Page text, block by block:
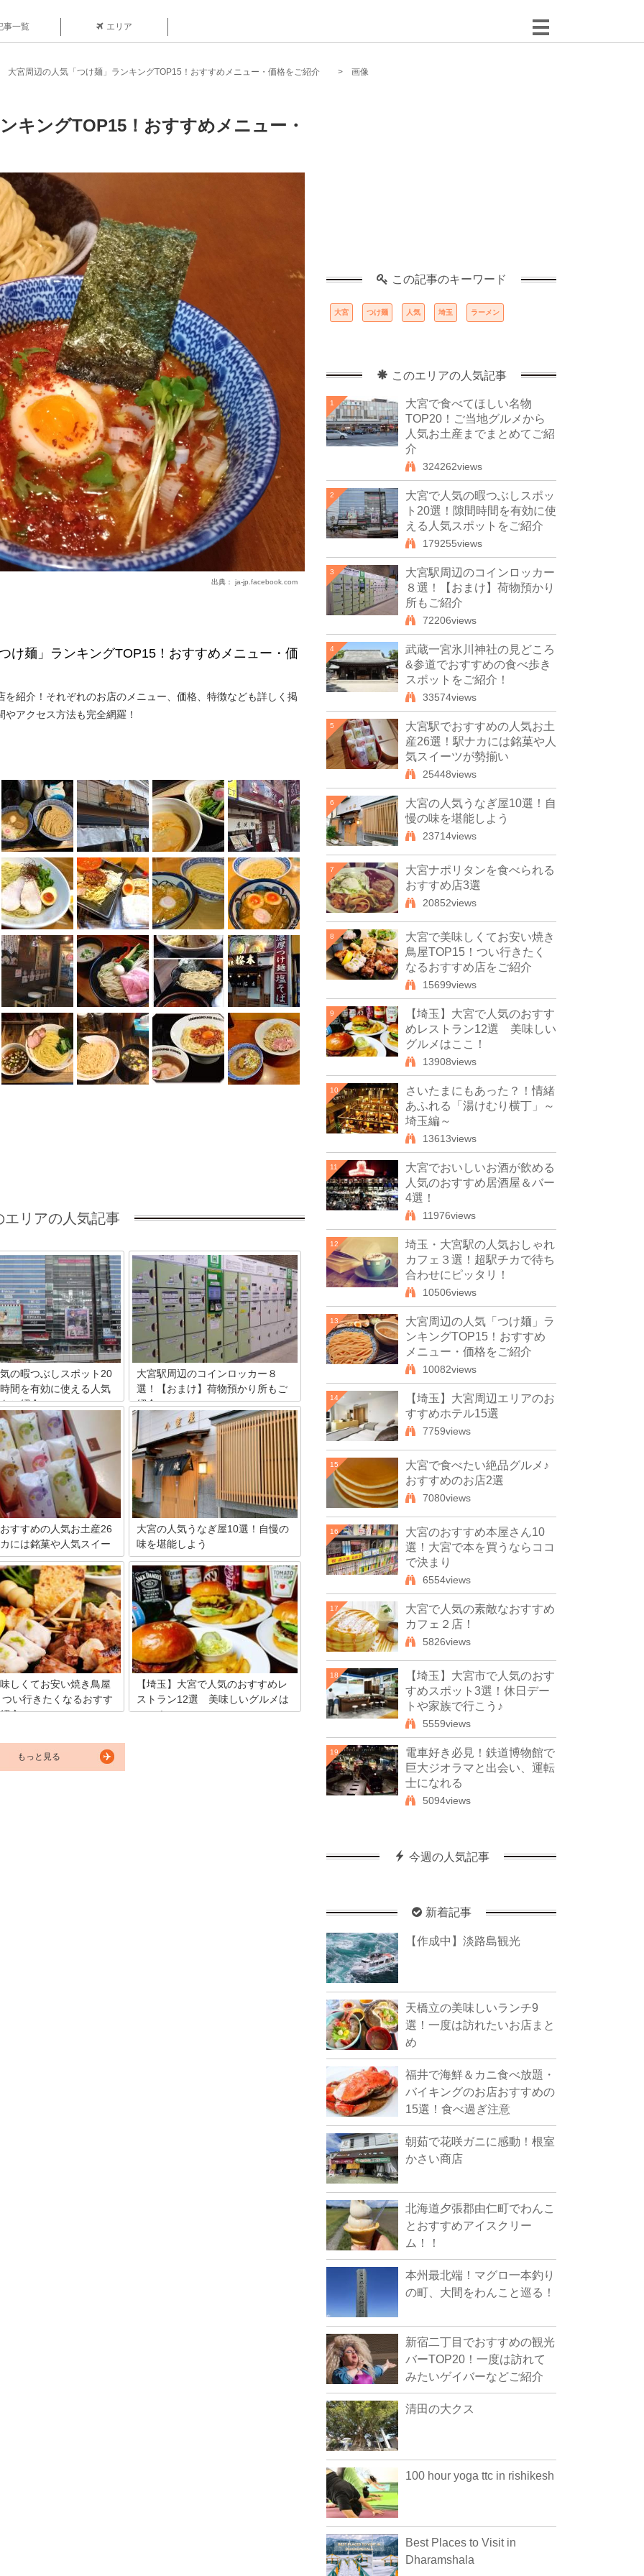
事一覧 エリア
大宮周辺の人気「つけ麺」ランキングTOP15！おすすめメニュー・価格をご紹介 画像
キングTOP15！おすすめメニュー・
出典： ja-jp.facebook.com
け麺」ランキングTOP15！おすすめメニュー・価
を紹介！それぞれのお店のメニュー、価格、特徴なども詳しく掲
アクセス方法も完全網羅！
エリアの人気記事
の暇つぶしスポット20
間を有効に使える人気
ご紹介
き交う埼玉県の繁華街「大
光施設も含めて数多くの暇
トが点在しています。これ
れて、少し余った時間を有
に20ヶ所の暇つぶしスポッ
ます。隙間時間を使って有
時を過ごしてみましょう。
大宮駅周辺のコインロッカー８
選！【おまけ】荷物預かり所もご
紹介
大宮駅は複数の鉄道や新幹線が通るター
ミナル駅として、日頃より多くの人々に
利用されています。駅構内には商業施
設、周辺には商店街があり大小様々な店
舗が集まっています。荷物を預けたいと
きに限ってなかなか見つからないのがコ
インロッカー。本記事では、大宮駅にあ
るコインロッカー情報を徹底的にご紹介
します。
すすめの人気お土産26
には銘菓や人気スイー
国各地から多くの人達が訪れ
そのため、駅ナカの商業施設
は、美味しいスイーツや銘菓
お店が建ち並んでいます。こ
駅を訪れて、みんなが喜ぶお
するために、選び抜いた26個
イーツをご紹介します。
大宮の人気うなぎ屋10選！自慢の
味を堪能しよう
多くの飲食店が集まる大宮には、長きに
渡って味を守り抜いているうなぎ屋さん
もたくさんあります。国産のものだけに
こだわって作られる、大宮で美味しいう
なぎ屋さんを、10店厳選してご紹介しま
す。
しくてお安い焼き鳥屋
い行きたくなるおすす
介
焼鳥屋さんをご紹介します。
には、ブランド鶏や変わり種
味わえる人気の焼き鳥屋さん
【埼玉】大宮で人気のおすすめレ
ストラン12選 美味しいグルメは
ここ！
もっと見る
この記事のキーワード
大宮 つけ麺 人気 埼玉 ラーメン
このエリアの人気記事
1
大宮で食べてほしい名物
TOP20！ご当地グルメから
人気お土産までまとめてご紹
介
324262views
2
大宮で人気の暇つぶしスポッ
ト20選！隙間時間を有効に使
える人気スポットをご紹介
179255views
3
大宮駅周辺のコインロッカー
８選！【おまけ】荷物預かり
所もご紹介
72206views
4
武蔵一宮氷川神社の見どころ
&参道でおすすめの食べ歩き
スポットをご紹介！
33574views
5
大宮駅でおすすめの人気お土
産26選！駅ナカには銘菓や人
気スイーツが勢揃い
25448views
6
大宮の人気うなぎ屋10選！自
慢の味を堪能しよう
23714views
7
大宮ナポリタンを食べられる
おすすめ店3選
20852views
8
大宮で美味しくてお安い焼き
鳥屋TOP15！つい行きたく
なるおすすめ店をご紹介
15699views
9
【埼玉】大宮で人気のおすす
めレストラン12選 美味しい
グルメはここ！
13908views
10
さいたまにもあった？！情緒
あふれる「湯けむり横丁」～
埼玉編～
13613views
11
大宮でおいしいお酒が飲める
人気のおすすめ居酒屋＆バー
4選！
11976views
12
埼玉・大宮駅の人気おしゃれ
カフェ３選！超駅チカで待ち
合わせにピッタリ！
10506views
13
大宮周辺の人気「つけ麺」ラ
ンキングTOP15！おすすめ
メニュー・価格をご紹介
10082views
14
【埼玉】大宮周辺エリアのお
すすめホテル15選
7759views
15
大宮で食べたい絶品グルメ♪
おすすめのお店2選
7080views
16
大宮のおすすめ本屋さん10
選！大宮で本を買うならココ
で決まり
6554views
17
大宮で人気の素敵なおすすめ
カフェ２店！
5826views
18
【埼玉】大宮市で人気のおす
すめスポット3選！休日デー
トや家族で行こう♪
5559views
19
電車好き必見！鉄道博物館で
巨大ジオラマと出会い、運転
士になれる
5094views
今週の人気記事
新着記事
【作成中】淡路島観光
天橋立の美味しいランチ9
選！一度は訪れたいお店まと
め
福井で海鮮＆カニ食べ放題・
バイキングのお店おすすめの
15選！食べ過ぎ注意
朝茹で花咲ガニに感動！根室
かさい商店
北海道夕張郡由仁町でわんこ
とおすすめアイスクリー
ム！！
本州最北端！マグロ一本釣り
の町、大間をわんこと巡る！
新宿二丁目でおすすめの観光
バーTOP20！一度は訪れて
みたいゲイバーなどご紹介
清田の大クス
100 hour yoga ttc in rishikesh
Best Places to Visit in
Dharamshala